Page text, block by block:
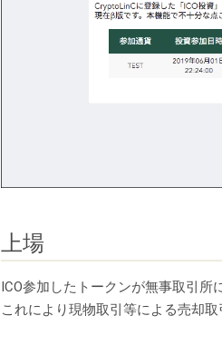
上場
ICO参加したトークンが無事取引所
これにより現物取引等による売却取